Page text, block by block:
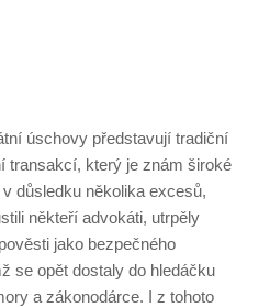
úschovy představují tradiční
transakcí, který je znám široké
důsledku několika excesů,
někteří advokáti, utrpěly
jako bezpečného
se opět dostaly do hledáčku
a zákonodárce. I z tohoto